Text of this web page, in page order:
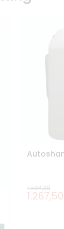
1.584,38
1.267,50